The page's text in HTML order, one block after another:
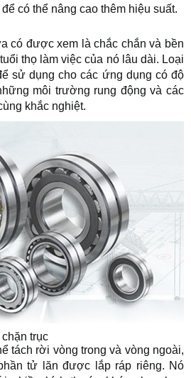
có thể nâng cao thêm hiệu suất.
có được xem là chắc chắn và bền
thọ làm việc của nó lâu dài. Loại
sử dụng cho các ứng dụng có độ
môi trường rung động và các
khắc nghiệt.
trục
tách rời vòng trong và vòng ngoài,
tử lăn được lắp ráp riêng. Nó